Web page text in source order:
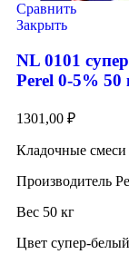
Сравнить
Закрыть
NL 0101
Perel 0-5% 50
1301,00 ₽
Кладочные смеси
Производитель
Вес 50 кг
Цвет супер-белый